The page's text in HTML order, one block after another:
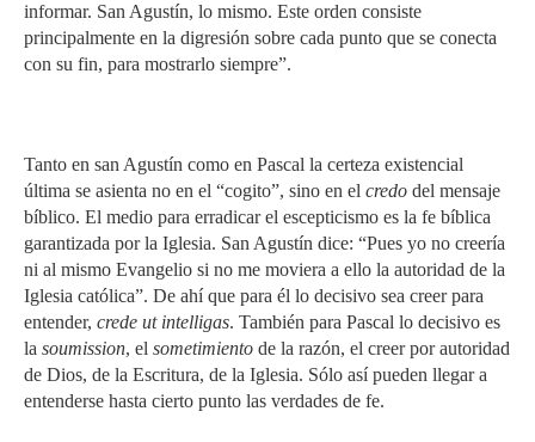
informar. San Agustín, lo mismo. Este orden consiste
principalmente en la digresión sobre cada punto que se conecta
con su fin, para mostrarlo siempre”.
Tanto en san Agustín como en Pascal la certeza existencial
última se asienta no en el “cogito”, sino en el credo del mensaje
bíblico. El medio para erradicar el escepticismo es la fe bíblica
garantizada por la Iglesia. San Agustín dice: “Pues yo no creería
ni al mismo Evangelio si no me moviera a ello la autoridad de la
Iglesia católica”. De ahí que para él lo decisivo sea creer para
entender, crede ut intelligas. También para Pascal lo decisivo es
la soumission, el sometimiento de la razón, el creer por autoridad
de Dios, de la Escritura, de la Iglesia. Sólo así pueden llegar a
entenderse hasta cierto punto las verdades de fe.